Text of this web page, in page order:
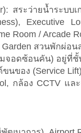
สระว่ายน้ำระบบ
Executive
Room / Arcade
Garden สวนพักผ่
จอดซ้อนคัน) อยู่ที่ชั้
นของ (Service
กล้อง CCTV แ